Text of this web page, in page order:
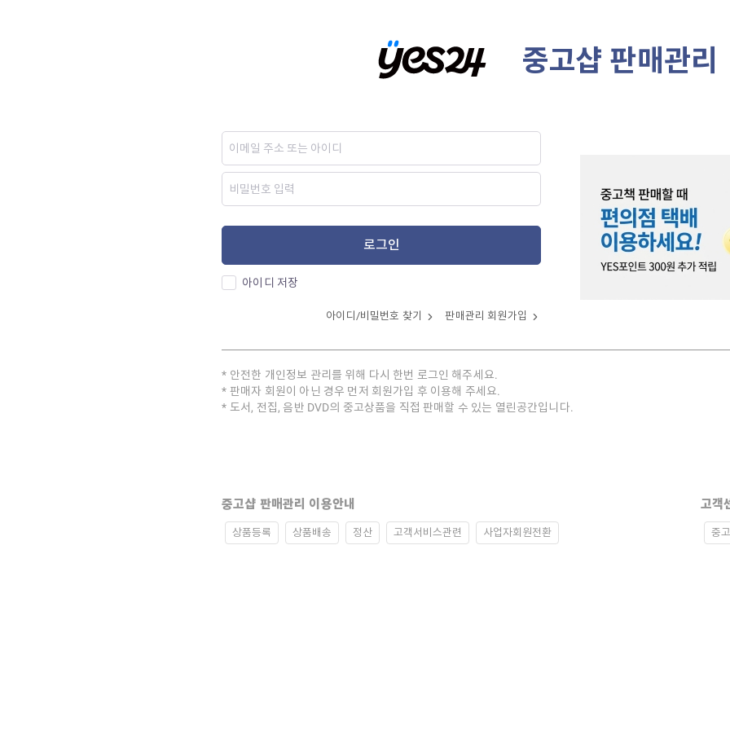
중고샵 판매관리
로그인
아이디 저장
아이디/비밀번호 찾기 판매관리 회원가입
안전한 개인정보 관리를 위해 다시 한번 로그인 해주세요.
판매자 회원이 아닌 경우 먼저 회원가입 후 이용해 주세요.
도서, 전집, 음반 DVD의 중고상품을 직접 판매할 수 있는 열린공간입니다.
중고샵 판매관리 이용안내
상품등록 상품배송 정산 고객서비스관련 사업자회원전환
고객
중